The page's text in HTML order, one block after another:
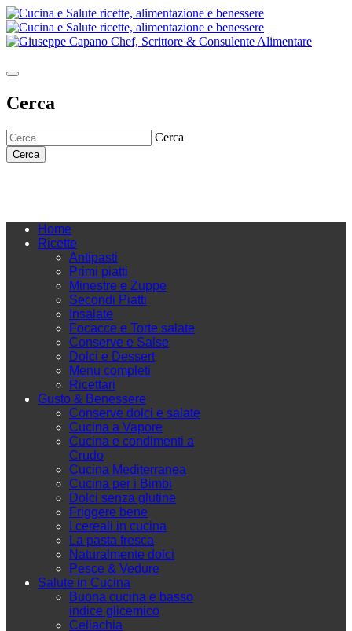
Cerca
Cerca
Cerca
Home
Ricette
Antipasti
Primi piatti
Minestre e Zuppe
Secondi Piatti
Insalate
Focacce e Torte salate
Conserve e Salse
Dolci e Dessert
Menu completi
Ricettari
Gusto & Benessere
Conserve dolci e salate
Cucina a Vapore
Cucina e condimenti a
Crudo
Cucina Mediterranea
Cucina per i Bimbi
Dolci senza glutine
Friggere bene
I cereali in cucina
La pasta fresca
Naturalmente dolci
Pesce & Vedure
Salute in Cucina
Buona cucina e basso
indice glicemico
Celiachia